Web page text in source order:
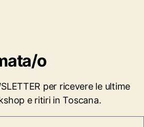
o
per ricevere le ultime
e ritiri in Toscana.